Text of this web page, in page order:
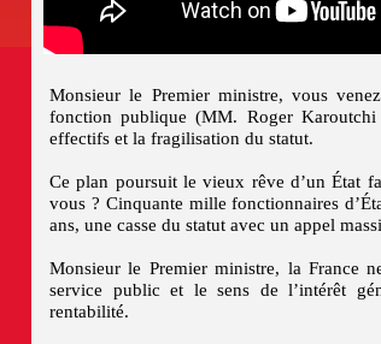
Monsieur le Premier ministre, vous
fonction publique (MM. Roger
effectifs et la fragilisation du statut.
Ce plan poursuit le vieux rêve d’un État
vous ? Cinquante mille fonctionnaires
ans, une casse du statut avec un appel
Monsieur le Premier ministre, la France
service public et le sens de l’intérêt
rentabilité.